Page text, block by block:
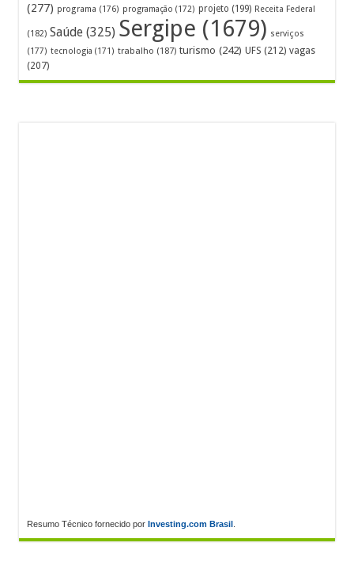
(277) programa (176) programação (172) projeto (199) Receita Federal
(182) Saúde (325) Sergipe (1679) serviços
(177) tecnologia (171) trabalho (187) turismo (242) UFS (212) vagas
(207)
Resumo Técnico fornecido porInvesting.com Brasil